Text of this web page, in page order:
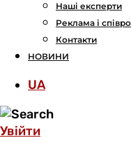
Наші експерти
Реклама і
Контакти
НОВИНИ
UA
Увійти